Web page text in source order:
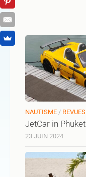
NAUTISME / REVUES
JetCar in Phuket
23 JUIN 2024